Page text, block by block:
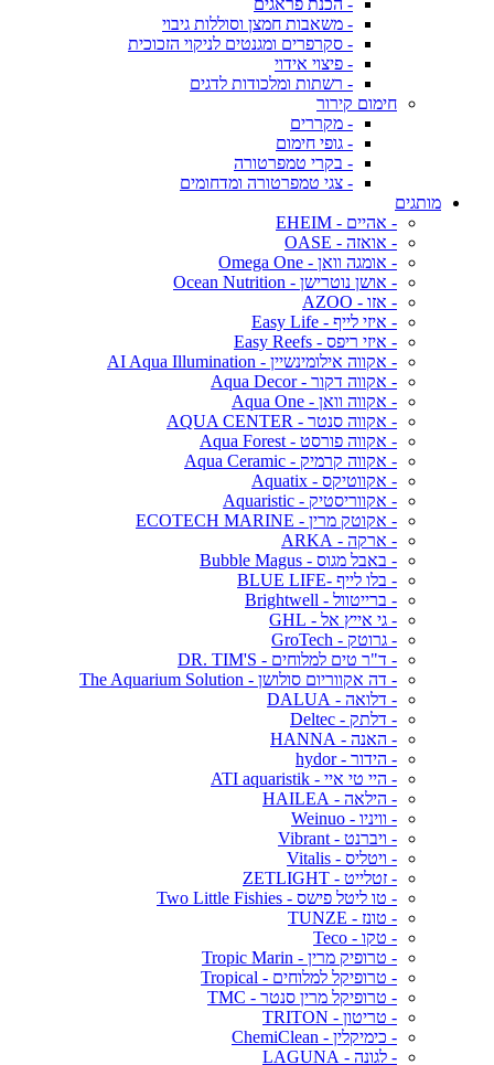
- הכנת פראגים
- משאבות חמצן וסוללות גיבוי
- סקרפרים ומגנטים לניקוי הזכוכית
- פיצוי אידוי
- רשתות ומלכודות לדגים
חימום קירור
- מקררים
- גופי חימום
- בקרי טמפרטורה
- צגי טמפרטורה ומדחומים
מותגים
- אהיים - EHEIM
- אואזה - OASE
- אומגה וואן - Omega One
- אושן נוטרישן - Ocean Nutrition
- אזו - AZOO
- איזי לייף - Easy Life
- איזי ריפס - Easy Reefs
- אקווה אילומינשיין - AI Aqua Illumination
- אקווה דקור - Aqua Decor
- אקווה וואן - Aqua One
- אקווה סנטר - AQUA CENTER
- אקווה פורסט - Aqua Forest
- אקווה קרמיק - Aqua Ceramic
- אקווטיקס - Aquatix
- אקווריסטיק - Aquaristic
- אקוטק מרין - ECOTECH MARINE
- ארקה - ARKA
- באבל מגוס - Bubble Magus
- בלו לייף -BLUE LIFE
- ברייטוול - Brightwell
- גי אייץ אל - GHL
- גרוטק - GroTech
- ד"ר טים למלוחים - DR. TIM'S
- דה אקווריום סולושן - The Aquarium Solution
- דלואה - DALUA
- דלתק - Deltec
- האנה - HANNA
- הידור - hydor
- היי טי איי - ATI aquaristik
- הילאה - HAILEA
- וויניו - Weinuo
- ויברנט - Vibrant
- ויטליס - Vitalis
- זטלייט - ZETLIGHT
- טו ליטל פישס - Two Little Fishies
- טונז - TUNZE
- טקו - Teco
- טרופיק מרין - Tropic Marin
- טרופיקל למלוחים - Tropical
- טרופיקל מרין סנטר - TMC
- טריטון - TRITON
- כימיקלין - ChemiClean
- לגונה - LAGUNA